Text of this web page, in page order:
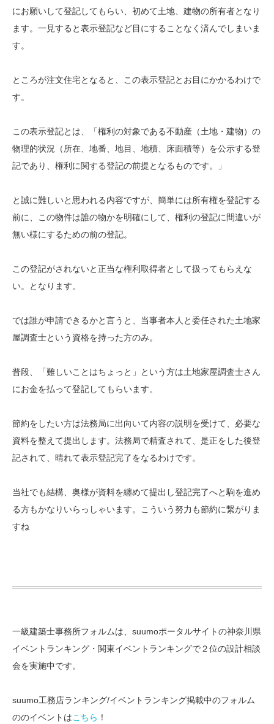
にお願いして登記してもらい、初めて土地、建物の所有者となり
ます。一見すると表示登記など目にすることなく済んでしまいま
す。
ところが注文住宅となると、この表示登記とお目にかかるわけで
す。
この表示登記とは、「権利の対象である不動産（土地・建物）の
物理的状況（所在、地番、地目、地積、床面積等）を公示する登
記であり、権利に関する登記の前提となるものです。」
と誠に難しいと思われる内容ですが、簡単には所有権を登記する
前に、この物件は誰の物かを明確にして、権利の登記に間違いが
無い様にするための前の登記。
この登記がされないと正当な権利取得者として扱ってもらえな
い。となります。
では誰が申請できるかと言うと、当事者本人と委任された土地家
屋調査士という資格を持った方のみ。
普段、「難しいことはちょっと」という方は土地家屋調査士さん
にお金を払って登記してもらいます。
節約をしたい方は法務局に出向いて内容の説明を受けて、必要な
資料を整えて提出します。法務局で精査されて、是正をした後登
記されて、晴れて表示登記完了をなるわけです。
当社でも結構、奥様が資料を纏めて提出し登記完了へと駒を進め
る方もかなりいらっしゃいます。こういう努力も節約に繋がりま
すね
一級建築士事務所フォルムは、suumoポータルサイトの神奈川県
イベントランキング・関東イベントランキングで２位の設計相談
会を実施中です。
suumo工務店ランキング/イベントランキング掲載中のフォルム
ののイベントはこちら ！